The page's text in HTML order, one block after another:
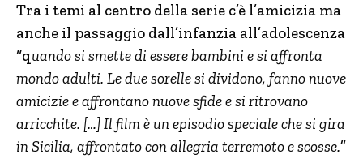
Tra i temi al centro della serie c’è l’amicizia ma
anche il passaggio dall’infanzia all’adolescenza
“quando si smette di essere bambini e si affronta
mondo adulti. Le due sorelle si dividono, fanno nuove
amicizie e affrontano nuove sfide e si ritrovano
arricchite. […] Il film è un episodio speciale che si gira
in Sicilia, affrontato con allegria terremoto e scosse.”